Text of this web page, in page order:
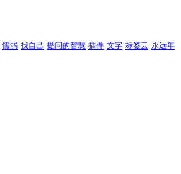
懦弱 找自己 提问的智慧 插件 文字 标签云 永远年